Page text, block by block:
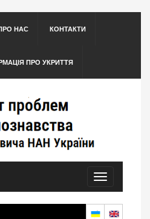
НАС КОНТАКТИ
ПРО УКРИТТЯ
Toggle
navigation